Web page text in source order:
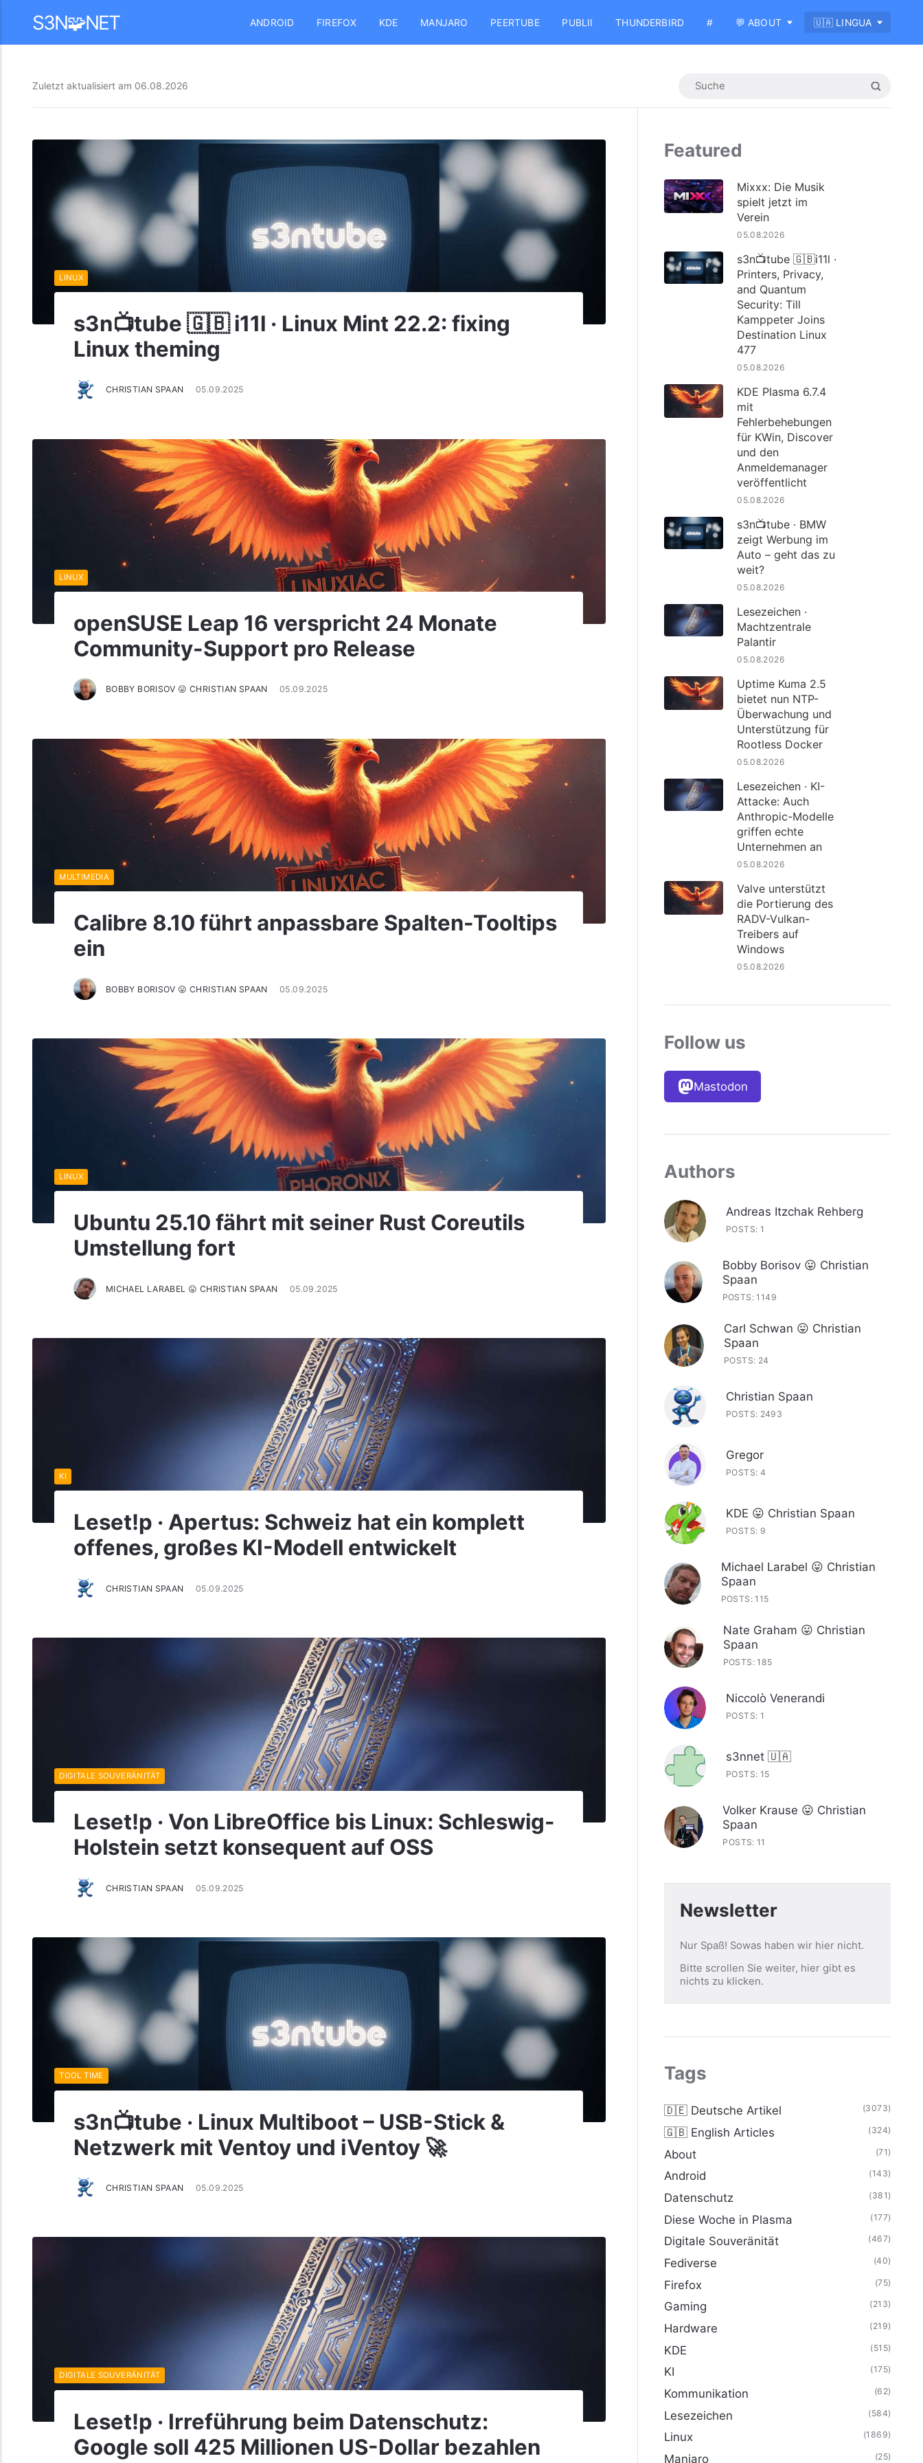
S3N🧩NET ANDROID FIREFOX KDE MANJARO PEERTUBE PUBLII THUNDERBIRD # 💬 ABOUT 🇺🇦 LINGUA
Zuletzt aktualisiert am 06.08.2026
s3n📺tube 🇬🇧 i11l · Linux Mint 22.2: fixing
Linux theming
CHRISTIAN SPAAN 05.09.2025
LINUX
openSUSE Leap 16 verspricht 24 Monate
Community-Support pro Release
BOBBY BORISOV 😛 CHRISTIAN SPAAN 05.09.2025
LINUX
Calibre 8.10 führt anpassbare Spalten-Tooltips
ein
BOBBY BORISOV 😛 CHRISTIAN SPAAN 05.09.2025
MULTIMEDIA
Ubuntu 25.10 fährt mit seiner Rust Coreutils
Umstellung fort
MICHAEL LARABEL 😛 CHRISTIAN SPAAN 05.09.2025
LINUX
Leset!p · Apertus: Schweiz hat ein komplett
offenes, großes KI-Modell entwickelt
CHRISTIAN SPAAN 05.09.2025
KI
Leset!p · Von LibreOffice bis Linux: Schleswig-
Holstein setzt konsequent auf OSS
CHRISTIAN SPAAN 05.09.2025
DIGITALE SOUVERÄNITÄT
s3n📺tube · Linux Multiboot – USB-Stick &
Netzwerk mit Ventoy und iVentoy 🚀
CHRISTIAN SPAAN 05.09.2025
TOOL TIME
Leset!p · Irreführung beim Datenschutz:
Google soll 425 Millionen US-Dollar bezahlen
DIGITALE SOUVERÄNITÄT
Featured
Mixxx: Die Musik
spielt jetzt im
Verein
05.08.2026
s3n📺tube 🇬🇧i11l ·
Printers, Privacy,
and Quantum
Security: Till
Kamppeter Joins
Destination Linux
477
05.08.2026
KDE Plasma 6.7.4
mit
Fehlerbehebungen
für KWin, Discover
und den
Anmeldemanager
veröffentlicht
05.08.2026
s3n📺tube · BMW
zeigt Werbung im
Auto – geht das zu
weit?
05.08.2026
Lesezeichen ·
Machtzentrale
Palantir
05.08.2026
Uptime Kuma 2.5
bietet nun NTP-
Überwachung und
Unterstützung für
Rootless Docker
05.08.2026
Lesezeichen · KI-
Attacke: Auch
Anthropic-Modelle
griffen echte
Unternehmen an
05.08.2026
Valve unterstützt
die Portierung des
RADV-Vulkan-
Treibers auf
Windows
05.08.2026
Follow us
Mastodon
Authors
Andreas Itzchak Rehberg
POSTS: 1
Bobby Borisov 😛 Christian
Spaan
POSTS: 1149
Carl Schwan 😛 Christian
Spaan
POSTS: 24
Christian Spaan
POSTS: 2493
Gregor
POSTS: 4
KDE 😛 Christian Spaan
POSTS: 9
Michael Larabel 😛 Christian
Spaan
POSTS: 115
Nate Graham 😛 Christian
Spaan
POSTS: 185
Niccolò Venerandi
POSTS: 1
s3nnet 🇺🇦
POSTS: 15
Volker Krause 😛 Christian
Spaan
POSTS: 11
Newsletter
Nur Spaß! Sowas haben wir hier nicht.
Bitte scrollen Sie weiter, hier gibt es
nichts zu klicken.
Tags
🇩🇪 Deutsche Artikel (3073)
🇬🇧 English Articles (324)
About (71)
Android (143)
Datenschutz (381)
Diese Woche in Plasma (177)
Digitale Souveränität (467)
Fediverse (40)
Firefox (75)
Gaming (213)
Hardware (219)
KDE (515)
KI (175)
Kommunikation (62)
Lesezeichen (584)
Linux (1869)
Manjaro (25)